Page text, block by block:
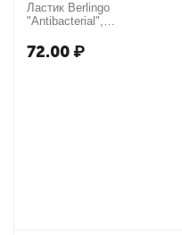
Ластик Berlingo
"Antibacterial",
72.00₽